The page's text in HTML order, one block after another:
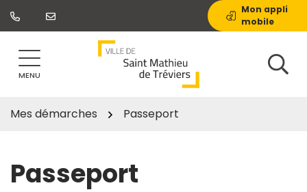
Aller
Mon appli
mobile
MENU
Mes démarches Passeport
Passeport